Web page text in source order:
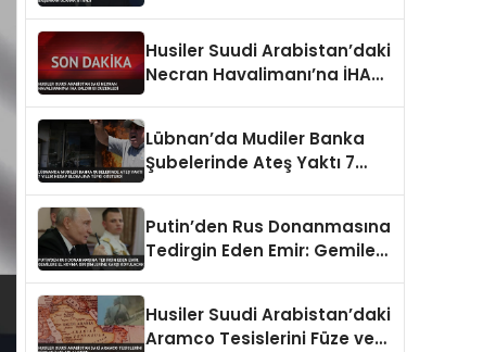
Husiler Suudi Arabistan’daki
Necran Havalimanı’na İHA
Lübnan’da Mudiler Banka
Şubelerinde Ateş Yaktı 7
Putin’den Rus Donanmasına
Tedirgin Eden Emir: Gemilere
Husiler Suudi Arabistan’daki
Aramco Tesislerini Füze ve